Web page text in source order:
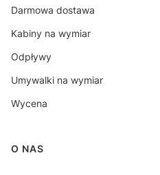
Darmowa dostawa
Kabiny na wymiar
Odpływy
Umywalki na wymiar
Wycena
O NAS